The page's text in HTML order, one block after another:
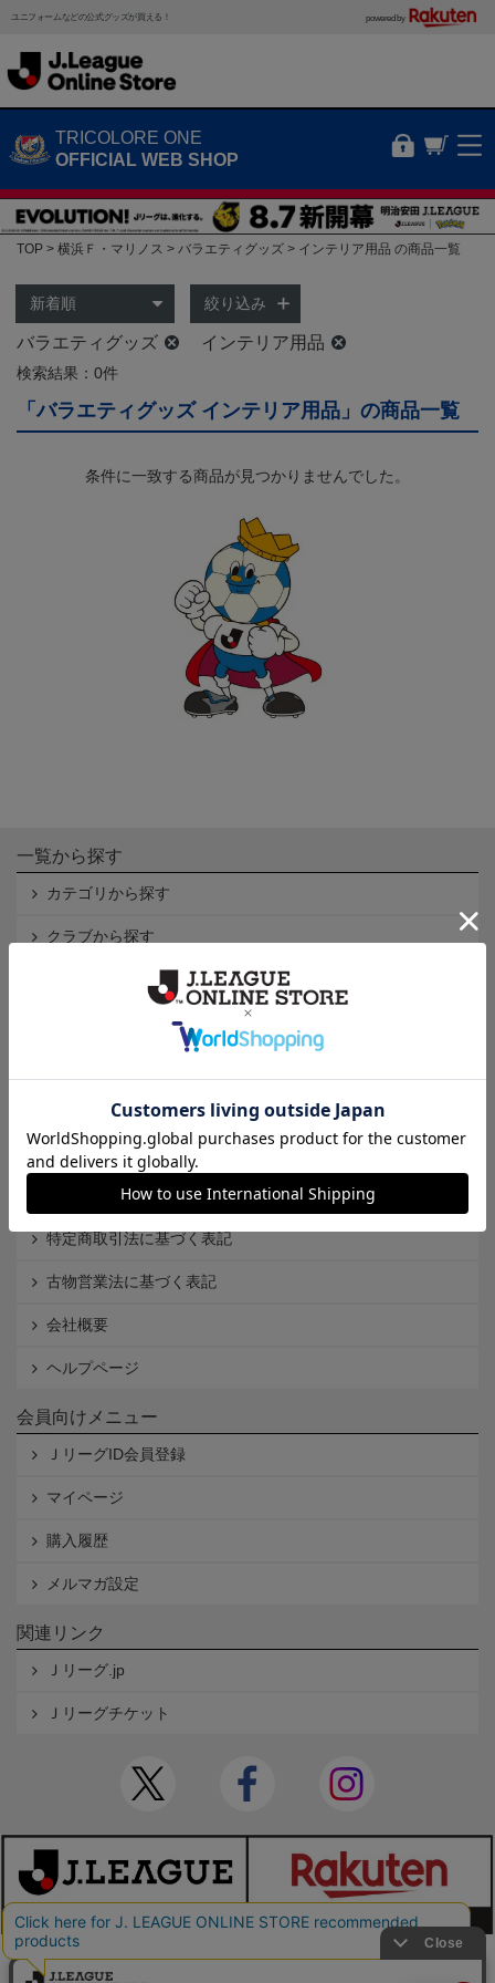
ユニフォームなどの公式グッズが買える！ powered by
TRICOLORE ONE
OFFICIAL WEB SHOP
TOP 横浜Ｆ・マリノス バラエティグッズ インテリア用品 の商品一覧
絞り込み
バラエティグッズ インテリア用品
検索結果：0件
「バラエティグッズ インテリア用品」の商品一覧
条件に一致する商品が見つかりませんでした。
一覧から探す
カテゴリから探す
クラブから探す
Ｊ2
インフォメーション
個人情報保護方針
Cookieポリシー
特定商取引法に基づく表記
古物営業法に基づく表記
会社概要
ヘルプページ
会員向けメニュー
ＪリーグID会員登録
マイページ
購入履歴
メルマガ設定
関連リンク
Ｊリーグ.jp
Ｊリーグチケット